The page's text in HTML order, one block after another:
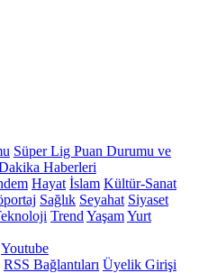
Süper Lig Puan Durumu ve
Haberleri
Hayat İslam Kültür-Sanat
Sağlık Seyahat Siyaset
Trend YaşamYurt
Youtube
RSS Bağlantıları Üyelik Girişi